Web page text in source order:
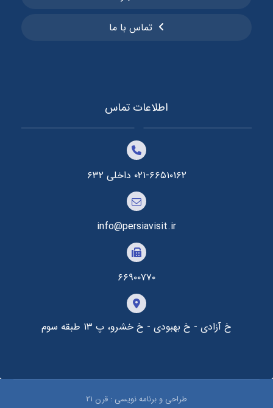
تماس با ما
اطلاعات تماس
۰۲۱-۶۶۵۱۰۱۶۲ داخلی ۶۳۲
info@persiavisit.ir
۶۶۹۰۰۷۷۰
خ آزادی - خ بهبودی - خ خشرو، پ ۱۳ طبقه سوم
طراحی و برنامه نویسی : قرن ۲۱